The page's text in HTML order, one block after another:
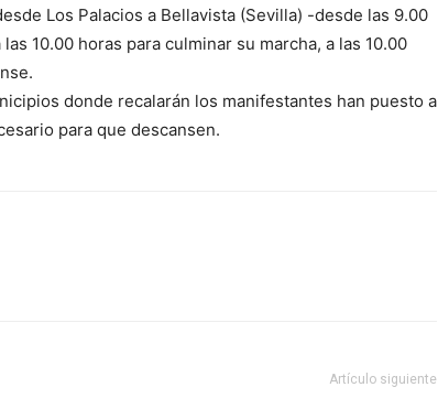
Los Palacios a Bellavista (Sevilla) -desde las 9.00
10.00 horas para culminar su marcha, a las 10.00
donde recalarán los manifestantes han puesto a
para que descansen.
Artículo siguiente